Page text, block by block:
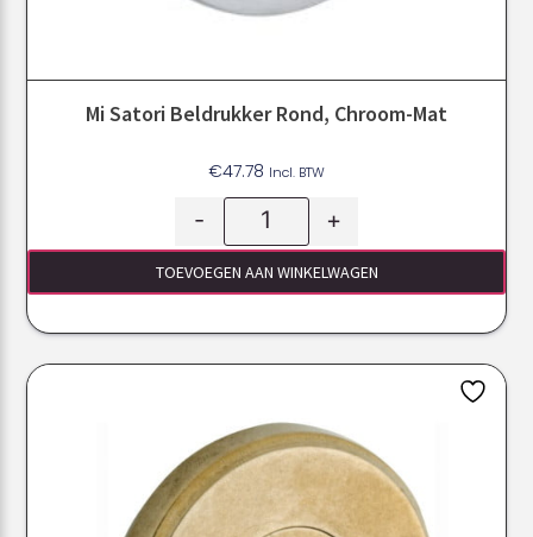
Mi Satori Beldrukker Rond, Chroom-Mat
€47.78 Incl. BTW
- +
TOEVOEGEN AAN WINKELWAGEN